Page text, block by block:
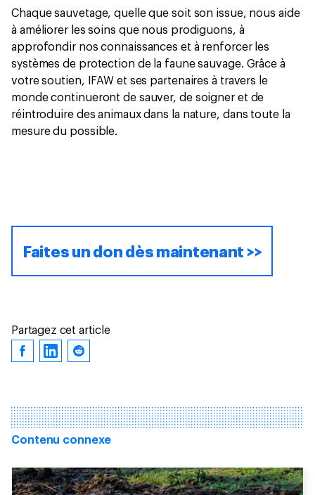
Chaque sauvetage, quelle que soit son issue, nous aide
à améliorer les soins que nous prodiguons, à
approfondir nos connaissances et à renforcer les
systèmes de protection de la faune sauvage. Grâce à
votre soutien, IFAW et ses partenaires à travers le
monde continueront de sauver, de soigner et de
réintroduire des animaux dans la nature, dans toute la
mesure du possible.
Faites un don dès maintenant >>
Partagez cet article
Contenu connexe